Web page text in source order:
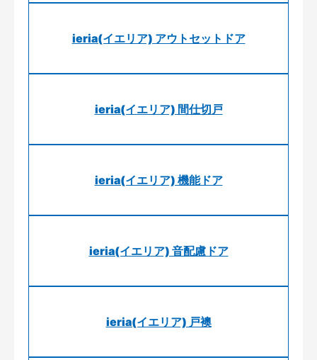
ieria(イエリア) アウトセットドア
ieria(イエリア) 間仕切戸
ieria(イエリア) 機能ドア
ieria(イエリア) 音配慮ドア
ieria(イエリア) 戸襖